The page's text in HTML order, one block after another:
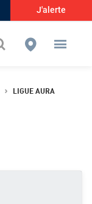
J'alerte
LIGUE AURA